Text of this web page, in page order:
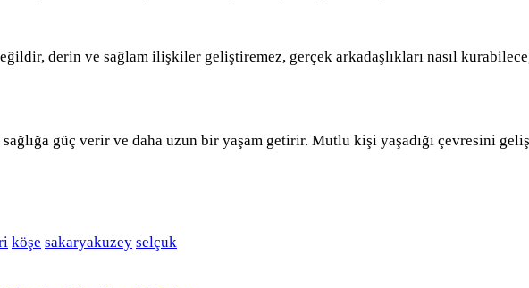
derin ve sağlam ilişkiler geliştiremez, gerçek arkadaşlıkları nasıl
güç verir ve daha uzun bir yaşam getirir. Mutlu kişi yaşadığı çevresini
köşe sakaryakuzey selçuk